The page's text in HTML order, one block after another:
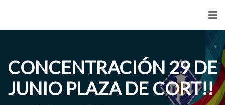
CONCENTRACIÓN 29 DE
JUNIO PLAZA DE CORT!!